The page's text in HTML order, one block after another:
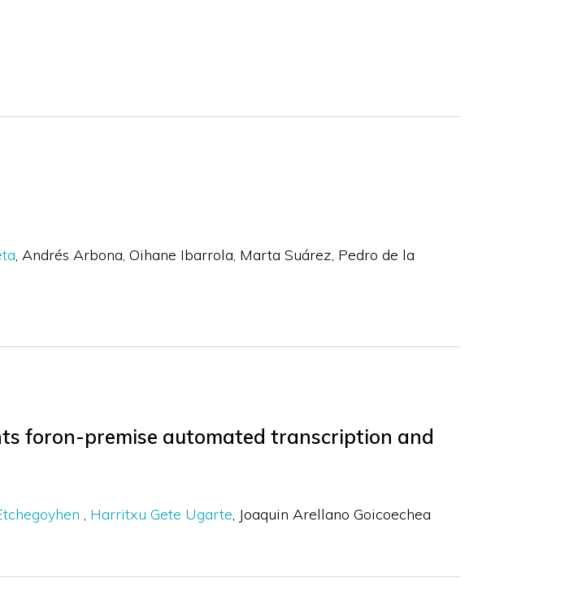
Andrés Arbona Oihane Ibarrola Marta Suárez Pedro de la
foron-premise automated transcription and
Harritxu Gete Ugarte Joaquin Arellano Goicoechea